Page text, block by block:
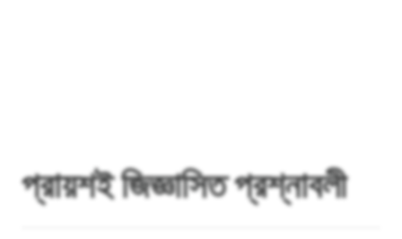
প্রায়শই জিজ্ঞাসিত প্রশ্নাবলী